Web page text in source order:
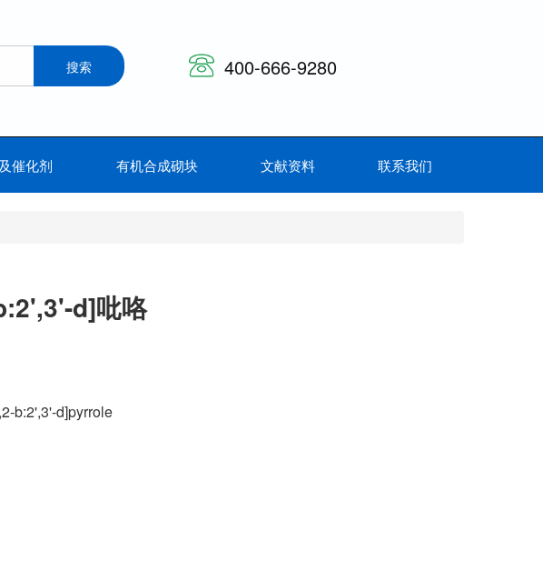
400-666-9280
催化剂 有机合成砌块 文献资料 联系我们
d]吡咯
b:2',3'-d]pyrrole